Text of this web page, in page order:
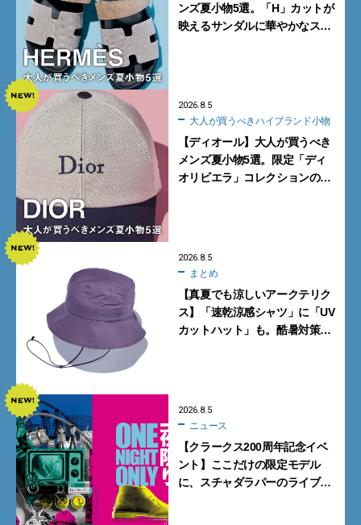
ンズ夏小物5選。「H」カットが
映えるサンダルに華やかなス
2026.8.5
大人が買うべきハイブランド小物
【ディオール】大人が買うべき
メンズ夏小物5選。限定「ディ
オリビエラ」コレクションの
2026.8.5
まとめ
【真夏でも涼しいアークテリク
ス】「速乾涼感シャツ」に「UV
カットハット」も。酷暑対策に
2026.8.5
ニュース
【クラークス200周年記念イベ
ント】ここだけの限定モデル
に、スチャダラパーのライブ